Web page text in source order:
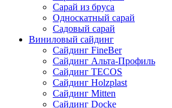
Сарай из бруса
Односкатный сарай
Садовый сарай
Виниловый сайдинг
Сайдинг FineBer
Сайдинг Альта-Профиль
Сайдинг TECOS
Сайдинг Holzplast
Сайдинг Mitten
Сайдинг Docke